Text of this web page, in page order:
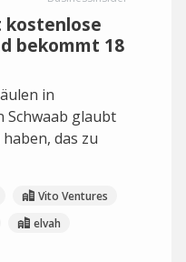
kostenlose
bekommt 18
in
Schwaab glaubt
das zu
Vito Ventures
elvah